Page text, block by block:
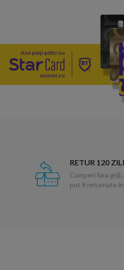
RETUR 120
Cumperi fara
pot fi returnate in